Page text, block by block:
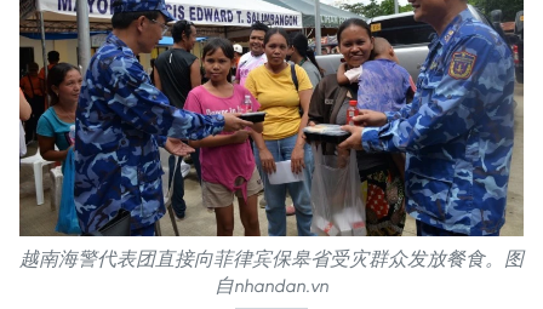
越南海警代表团直接向菲律宾保皋省受灾群众发放餐食。图
自nhandan.vn